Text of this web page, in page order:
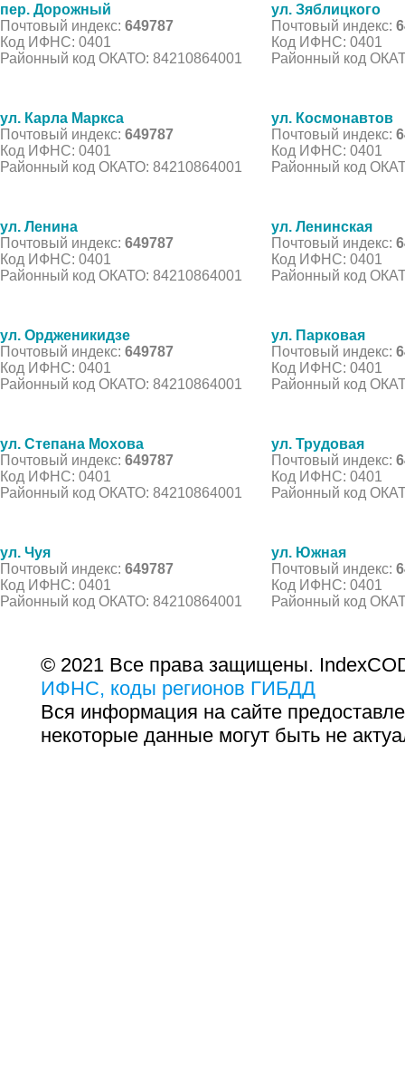
пер. Дорожный
Почтовый индекс: 649787
Код ИФНС: 0401
Районный код ОКАТО: 84210864001
ул. Зяблицкого
Почтовый индекс:
Код ИФНС: 0401
Районный код
ул. Карла Маркса
Почтовый индекс: 649787
Код ИФНС: 0401
Районный код ОКАТО: 84210864001
ул. Космонавтов
Почтовый индекс:
Код ИФНС: 0401
Районный код
ул. Ленина
Почтовый индекс: 649787
Код ИФНС: 0401
Районный код ОКАТО: 84210864001
ул. Ленинская
Почтовый индекс:
Код ИФНС: 0401
Районный код
ул. Ордженикидзе
Почтовый индекс: 649787
Код ИФНС: 0401
Районный код ОКАТО: 84210864001
ул. Парковая
Почтовый индекс:
Код ИФНС: 0401
Районный код
ул. Степана Мохова
Почтовый индекс: 649787
Код ИФНС: 0401
Районный код ОКАТО: 84210864001
ул. Трудовая
Почтовый индекс:
Код ИФНС: 0401
Районный код
ул. Чуя
Почтовый индекс: 649787
Код ИФНС: 0401
Районный код ОКАТО: 84210864001
ул. Южная
Почтовый индекс:
Код ИФНС: 0401
Районный код
© 2021 Все права защищены.
ИФНС, коды регионов ГИБДД
Вся информация на сайте
некоторые данные могут быть не